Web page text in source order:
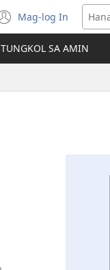
Mag-log In
(may
bubukas
na
bagong
TUNGKOL SA AMIN